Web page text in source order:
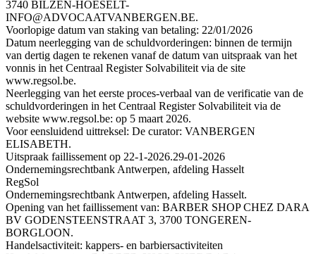
3740 BILZEN-HOESELT-
INFO@ADVOCAATVANBERGEN.BE.
Voorlopige datum van staking van betaling: 22/01/2026
Datum neerlegging van de schuldvorderingen: binnen de termijn
van dertig dagen te rekenen vanaf de datum van uitspraak van het
vonnis in het Centraal Register Solvabiliteit via de site
www.regsol.be.
Neerlegging van het eerste proces-verbaal van de verificatie van de
schuldvorderingen in het Centraal Register Solvabiliteit via de
website www.regsol.be: op 5 maart 2026.
Voor eensluidend uittreksel: De curator: VANBERGEN
ELISABETH.
Uitspraak faillissement op 22-1-2026.29-01-2026
Ondernemingsrechtbank Antwerpen, afdeling Hasselt
RegSol
Ondernemingsrechtbank Antwerpen, afdeling Hasselt.
Opening van het faillissement van: BARBER SHOP CHEZ DARA
BV GODENSTEENSTRAAT 3, 3700 TONGEREN-
BORGLOON.
Handelsactiviteit: kappers- en barbiersactiviteiten